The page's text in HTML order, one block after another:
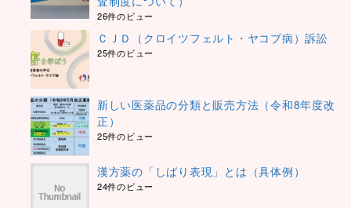
26件のビュー
ＣＪＤ（クロイツフェルト・ヤコブ病）訴訟
25件のビュー
新しい医薬品の分類と販売方法（令和8年度改
正）
25件のビュー
漢方薬の「しばり表現」とは（具体例）
24件のビュー